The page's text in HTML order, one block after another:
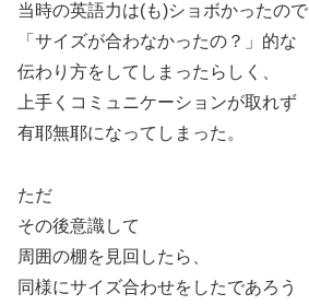
当時の英語力は(も)ショボかったので
「サイズが合わなかったの？」的な
伝わり方をしてしまったらしく、
上手くコミュニケーションが取れず
有耶無耶になってしまった。
ただ
その後意識して
周囲の棚を見回したら、
同様にサイズ合わせをしたであろう